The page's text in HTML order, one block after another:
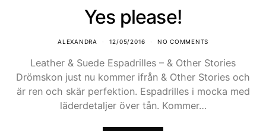
Yes please!
ALEXANDRA 12/05/2016 NO COMMENTS
Leather & Suede Espadrilles – & Other Stories
Drömskon just nu kommer ifrån & Other Stories och
är ren och skär perfektion. Espadrilles i mocka med
läderdetaljer över tån. Kommer…